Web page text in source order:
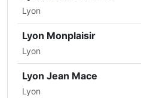
Lyon
Lyon Monplaisir
Lyon
Lyon Jean Mace
Lyon